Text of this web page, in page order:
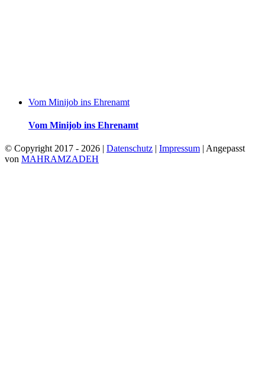
Vom Minijob ins Ehrenamt
Vom Minijob ins Ehrenamt
© Copyright 2017 - 2026 | Datenschutz | Impressum | Angepasst
von MAHRAMZADEH